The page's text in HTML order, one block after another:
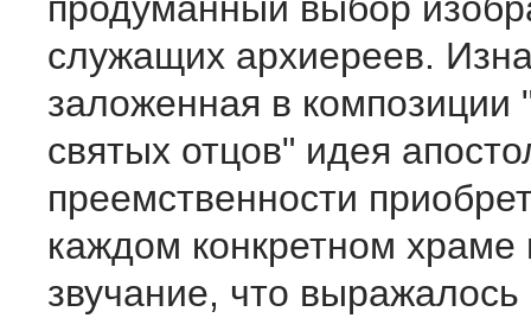
служащих архиереев.
заложенная в
святых отцов" идея
преемственности
каждом конкретном храме
звучание, что